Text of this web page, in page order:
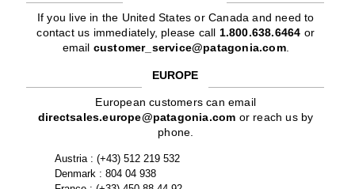
If you live in the United States or Canada and need to
contact us immediately, please call 1.800.638.6464 or
email customer_service@patagonia.com.
EUROPE
European customers can email
directsales.europe@patagonia.com or reach us by
phone.
Austria : (+43) 512 219 532
Denmark : 804 04 938